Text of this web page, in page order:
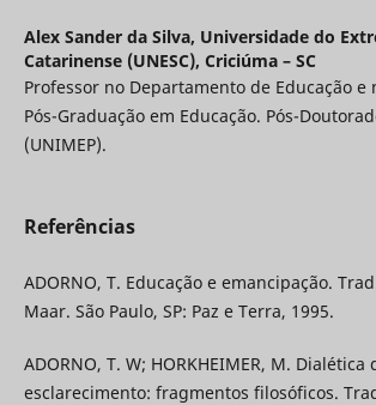
Alex Sander da Silva, Universidade do
Catarinense (UNESC), Criciúma – SC
Professor no Departamento de Educação e
Pós-Graduação em Educação. Pós-
(UNIMEP).
Referências
ADORNO, T. Educação e emancipação.
Maar. São Paulo, SP: Paz e Terra, 1995.
ADORNO, T. W; HORKHEIMER, M. Dialética
esclarecimento: fragmentos filosóficos.